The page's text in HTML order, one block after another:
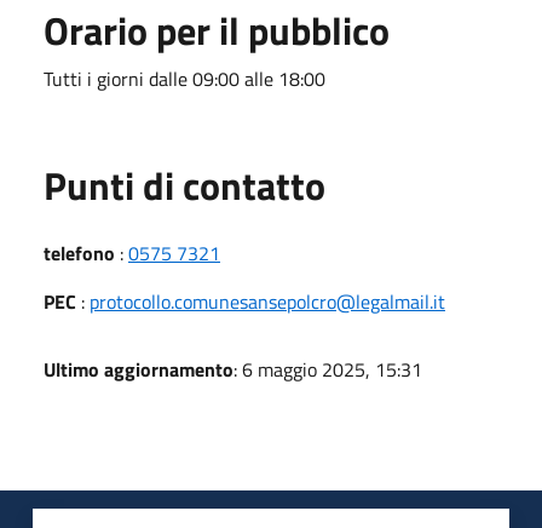
Orario per il pubblico
Tutti i giorni dalle 09:00 alle 18:00
Punti di contatto
telefono :0575 7321
PEC : protocollo.comunesansepolcro@legalmail.it
Ultimo aggiornamento: 6 maggio 2025, 15:31